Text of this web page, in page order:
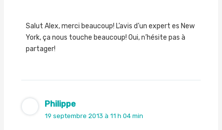
Salut Alex, merci beaucoup! L’avis d’un expert es New
York, ça nous touche beaucoup! Oui, n’hésite pas à
partager!
Philippe
19 septembre 2013 à 11 h 04 min